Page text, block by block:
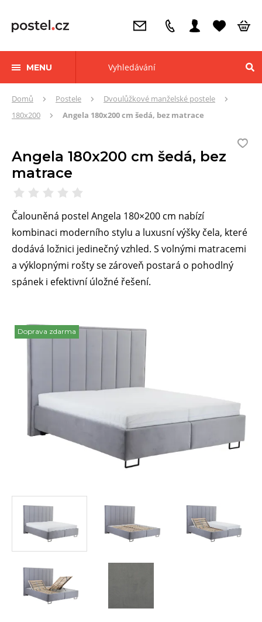
MENU
ZdeDomů Postele
Dvoulůžkové manželské postele
180x200
Angela 180x200 cm šedá, bez matrace
Angela 180x200 cm šedá, bez
matrace
Čalouněná postel Angela 180×200 cm nabízí
kombinaci moderního stylu a luxusní výšky čela, které
dodává ložnici jedinečný vzhled. S volnými matracemi
a výklopnými rošty se zároveň postará o pohodlný
spánek i efektivní úložné řešení.
Doprava zdarma